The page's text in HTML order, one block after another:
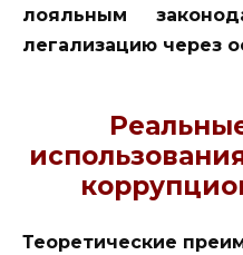
лояльным
легализацию через
Теоретические